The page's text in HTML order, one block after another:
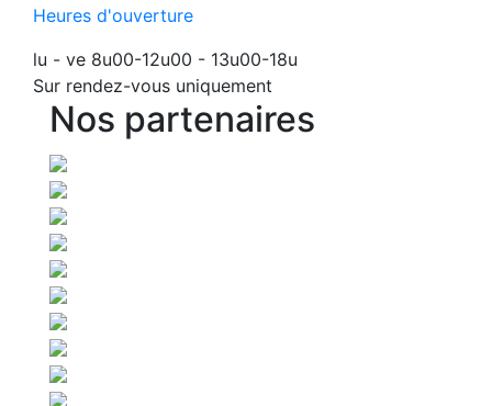
Heures d'ouverture
lu - ve 8u00-12u00 - 13u00-18u
Sur rendez-vous uniquement
Nos partenaires